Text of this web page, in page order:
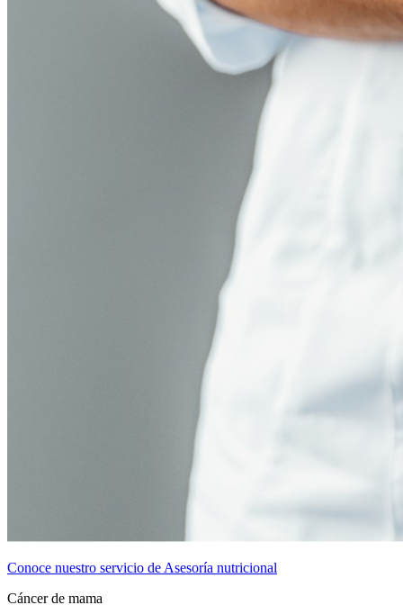
Conoce nuestro servicio de Asesoría nutricional
Cáncer de mama